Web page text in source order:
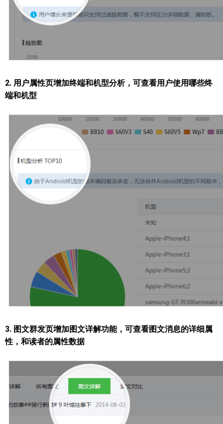
2. 用户属性页增加终端和机型分析，可查看用户使用哪些终
端和机型
3. 图文群发页增加图文详解功能，可查看图文消息的详细属
性，和读者的属性数据